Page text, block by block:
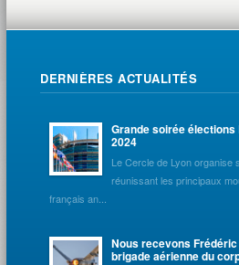
DERNIÈRES ACTUALITÉS
Grande soirée élections
2024
Le Cercle de Lyon organise
réunissant les principaux
français an...
Nous recevons Frédéric
brigade aérienne du